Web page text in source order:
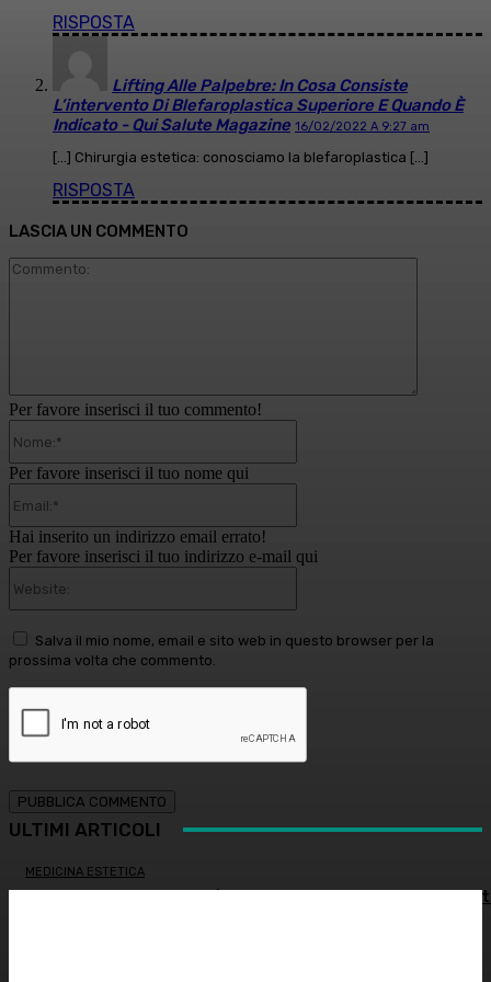
RISPOSTA
Lifting Alle Palpebre: In Cosa Consiste
L’intervento Di Blefaroplastica Superiore E Quando È
Indicato - Qui Salute Magazine 16/02/2022 A 9:27 am
[…] Chirurgia estetica: conosciamo la blefaroplastica […]
RISPOSTA
LASCIA UN COMMENTO
Per favore inserisci il tuo commento!
Per favore inserisci il tuo nome qui
Hai inserito un indirizzo email errato!
Per favore inserisci il tuo indirizzo e-mail qui
Salva il mio nome, email e sito web in questo browser per la
prossima volta che commento.
ULTIMI ARTICOLI
MEDICINA ESTETICA
Restituire luce e vitalità allo sguardo, tra medicina